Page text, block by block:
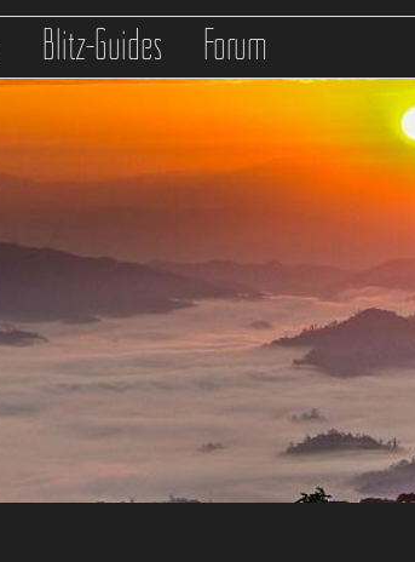
Blitz-Guides Forum